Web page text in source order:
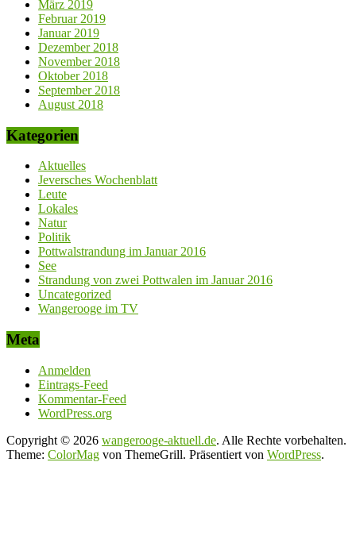
März 2019
Februar 2019
Januar 2019
Dezember 2018
November 2018
Oktober 2018
September 2018
August 2018
Kategorien
Aktuelles
Jeversches Wochenblatt
Leute
Lokales
Natur
Politik
Pottwalstrandung im Januar 2016
See
Strandung von zwei Pottwalen im Januar 2016
Uncategorized
Wangerooge im TV
Meta
Anmelden
Eintrags-Feed
Kommentar-Feed
WordPress.org
Copyright © 2026 wangerooge-aktuell.de. Alle Rechte vorbehalten.
Theme: ColorMag von ThemeGrill. Präsentiert von WordPress.